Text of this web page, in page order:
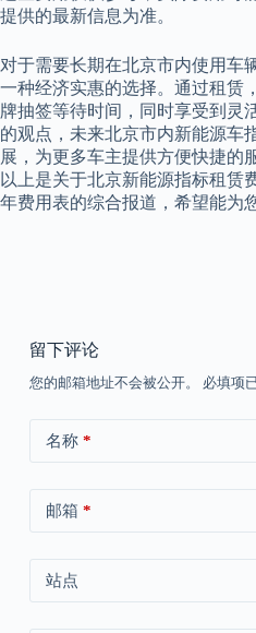
提供的最新信息为准。
对于需要长期在北京市内使用车
一种经济实惠的选择。通过租赁
牌抽签等待时间，同时享受到灵
的观点，未来北京市内新能源车
展，为更多车主提供方便快捷的
以上是关于北京新能源指标租赁
年费用表的综合报道，希望能为
留下评论
您的邮箱地址不会被公开。 必填项
名称*
邮箱 *
站点